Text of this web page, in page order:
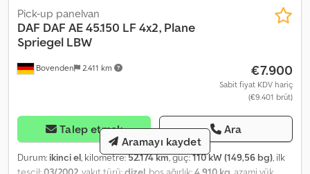
Bovenden 2.411 km
Pick-up panelvan
DAF DAF AE 45.150 LF 4x2, Plane
Spriegel LBW
€7.900
Sabit fiyat KDV hariç
(€9.401 brüt)
Talep etmek Ara
Durum: ikinci el, kilometre:52.174 km, güç:110 kW (149,56 bg), ilk
Aramayı kaydet